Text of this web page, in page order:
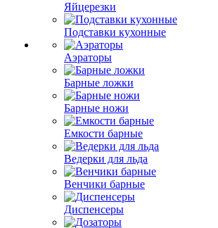
Яйцерезки
Подставки кухонные
Аэраторы
Барные ложки
Барные ножи
Емкости барные
Ведерки для льда
Венчики барные
Диспенсеры